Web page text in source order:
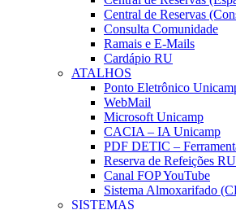
Central de Reservas
Consulta Comunidade
Ramais e E-Mails
Cardápio RU
ATALHOS
Ponto Eletrônico
WebMail
Microsoft Unicamp
CACIA – IA Unicamp
PDF DETIC –
Reserva de Refeições RU
Canal FOP YouTube
Sistema Almoxarifado
SISTEMAS